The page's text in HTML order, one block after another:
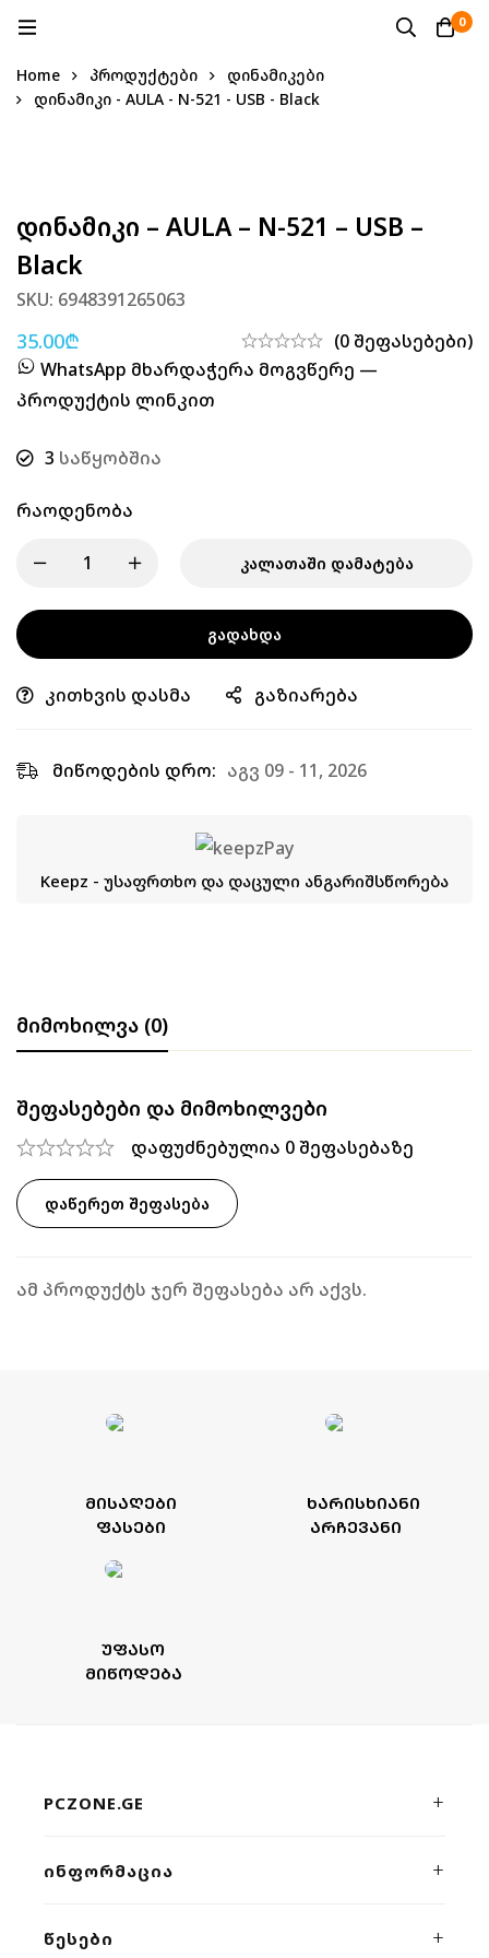
0
Home პროდუქტები
დინამიკები
დინამიკი - AULA - N-521 - USB - Black
Დინამიკი – AULA – N-521 – USB –
Black
SKU: 6948391265063
35.00₾
(0 შეფასებები)
WhatsApp მხარდაჭერა მოგვწერე —
პროდუქტის ლინკით
3 საწყობშია
Რაოდენობა
ᲙᲐᲚᲐᲗᲐᲨᲘ ᲓᲐᲛᲐᲢᲔᲑᲐ
ᲒᲐᲓᲐᲮᲓᲐ
კითხვის დასმა გაზიარება
მიწოდების დრო: აგვ 09 - 11, 2026
Keepz - უსაფრთხო და დაცული ანგარიშსწორება
მიმოხილვა (0)
შეფასებები და მიმოხილვები
დაფუძნებულია 0 შეფასებაზე
ᲓᲐᲬᲔᲠᲔᲗ ᲨᲔᲤᲐᲡᲔᲑᲐ
ამ პროდუქტს ჯერ შეფასება არ აქვს.
ᲮᲐᲠᲘᲡᲮᲘᲐᲜᲘ
ᲐᲠᲩᲔᲕᲐᲜᲘ
ᲛᲘᲡᲐᲦᲔᲑᲘ
ᲤᲐᲡᲔᲑᲘ
ᲣᲤᲐᲡᲝ
ᲛᲘᲬᲝᲓᲔᲑᲐ
PCZONE.GE
მოწყობილობების ონლაინ მაღაზია. ხარისხი, სისწრაფე
ᲘᲜᲤᲝᲠᲛᲐᲪᲘᲐ
ᲬᲔᲡᲔᲑᲘ